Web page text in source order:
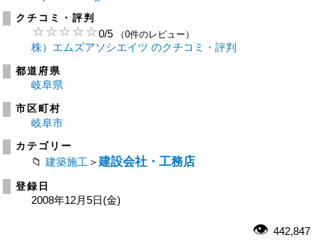
クチコミ・評判
0/5 （0件のレビュー）
株）エムズアソシエイツ のクチコミ・評判
都道府県
岐阜県
市区町村
岐阜市
カテゴリー
建築施工 ＞ 建設会社・工務店
登録日
2008年12月5日(金)
442,847